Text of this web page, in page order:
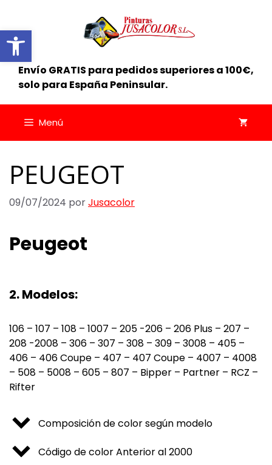
Abrir barra de herramientas
contenido
Envío GRATIS para pedidos superiores a 100€,
solo para España Peninsular.
Menú
PEUGEOT
09/07/2024 porJusacolor
Peugeot
2. Modelos:
106 – 107 – 108 – 1007 – 205 -206 – 206 Plus – 207 –
208 -2008 – 306 – 307 – 308 – 309 – 3008 – 405 –
406 – 406 Coupe – 407 – 407 Coupe – 4007 – 4008
– 508 – 5008 – 605 – 807 – Bipper – Partner – RCZ –
Rifter
Composición de color según modelo
Código de color Anterior al 2000